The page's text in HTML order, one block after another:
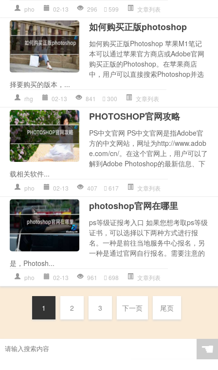
pho 02-13 296 599 文章列表
如何购买正版photoshop
如何购买正版Photoshop 苹果M1笔记
本可以通过苹果官方商店或Adobe官网
购买正版的Photoshop。在苹果商店
中，用户可以直接搜索Photoshop并选
择要购买的版本，...
rhg 02-13 841 300 文章列表
PHOTOSHOP官网攻略
PS中文官网 PS中文官网是指Adobe官
方的中文网站，网址为http://www.adob
e.com/cn/。在这个官网上，用户可以了
解到Adobe Photoshop的最新信息、下
载相关软件...
pho 02-13 407 617 文章列表
photoshop官网在哪里
ps等级证报考入口 如果您想考取ps等级
证书，可以选择以下两种方式进行报
名。一种是前往当地服务中心报名，另
一种是通过官网自行报名。需要注意的
是，Photosh...
pho 02-13 961 698 文章列表
1 2 3 下一页 尾页
☚